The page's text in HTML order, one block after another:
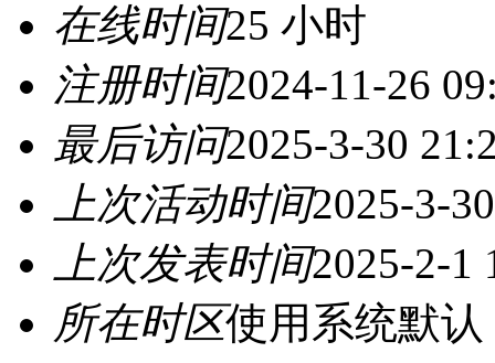
在线时间25 小时
注册时间2024-11-26
最后访问2025-3-30
上次活动时间2025-3-
上次发表时间2025-2-1
所在时区使用系统默认